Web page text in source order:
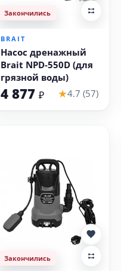
Закончились
BRAIT
Насос дренажный
Brait NPD-550D (для
грязной воды)
4 877₽ ★4.7 (57)
Закончились